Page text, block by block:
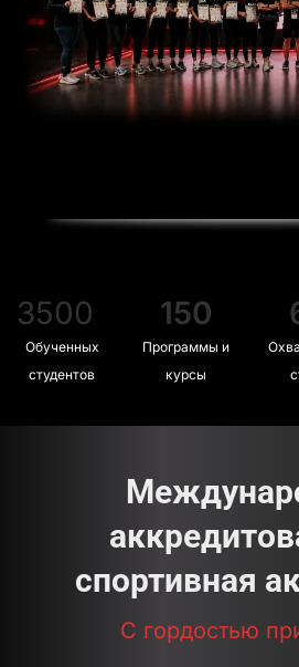
3500
Обученных
студентов
150
Программы и
курсы
спортивная
С гордостью